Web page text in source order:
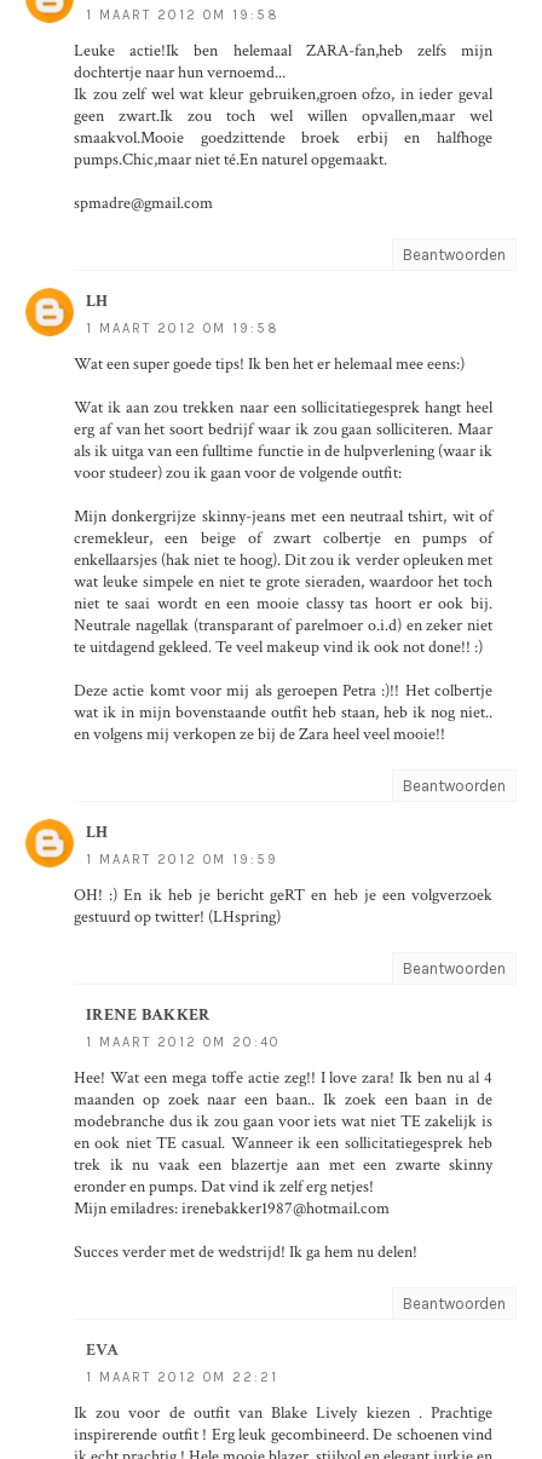
1 MAART 2012 OM 19:58
Leuke actie!Ik ben helemaal ZARA-fan,heb zelfs mijn
dochtertje naar hun vernoemd...
Ik zou zelf wel wat kleur gebruiken,groen ofzo, in ieder geval
geen zwart.Ik zou toch wel willen opvallen,maar wel
smaakvol.Mooie goedzittende broek erbij en halfhoge
pumps.Chic,maar niet té.En naturel opgemaakt.
spmadre@gmail.com
Beantwoorden
LH
1 MAART 2012 OM 19:58
Wat een super goede tips! Ik ben het er helemaal mee eens:)
Wat ik aan zou trekken naar een sollicitatiegesprek hangt heel
erg af van het soort bedrijf waar ik zou gaan solliciteren. Maar
als ik uitga van een fulltime functie in de hulpverlening (waar ik
voor studeer) zou ik gaan voor de volgende outfit:
Mijn donkergrijze skinny-jeans met een neutraal tshirt, wit of
cremekleur, een beige of zwart colbertje en pumps of
enkellaarsjes (hak niet te hoog). Dit zou ik verder opleuken met
wat leuke simpele en niet te grote sieraden, waardoor het toch
niet te saai wordt en een mooie classy tas hoort er ook bij.
Neutrale nagellak (transparant of parelmoer o.i.d) en zeker niet
te uitdagend gekleed. Te veel makeup vind ik ook not done!! :)
Deze actie komt voor mij als geroepen Petra :)!! Het colbertje
wat ik in mijn bovenstaande outfit heb staan, heb ik nog niet..
en volgens mij verkopen ze bij de Zara heel veel mooie!!
Beantwoorden
LH
1 MAART 2012 OM 19:59
OH! :) En ik heb je bericht geRT en heb je een volgverzoek
gestuurd op twitter! (LHspring)
Beantwoorden
IRENE BAKKER
1 MAART 2012 OM 20:40
Hee! Wat een mega toffe actie zeg!! I love zara! Ik ben nu al 4
maanden op zoek naar een baan.. Ik zoek een baan in de
modebranche dus ik zou gaan voor iets wat niet TE zakelijk is
en ook niet TE casual. Wanneer ik een sollicitatiegesprek heb
trek ik nu vaak een blazertje aan met een zwarte skinny
eronder en pumps. Dat vind ik zelf erg netjes!
Mijn emiladres: irenebakker1987@hotmail.com
Succes verder met de wedstrijd! Ik ga hem nu delen!
Beantwoorden
EVA
1 MAART 2012 OM 22:21
Ik zou voor de outfit van Blake Lively kiezen . Prachtige
inspirerende outfit ! Erg leuk gecombineerd. De schoenen vind